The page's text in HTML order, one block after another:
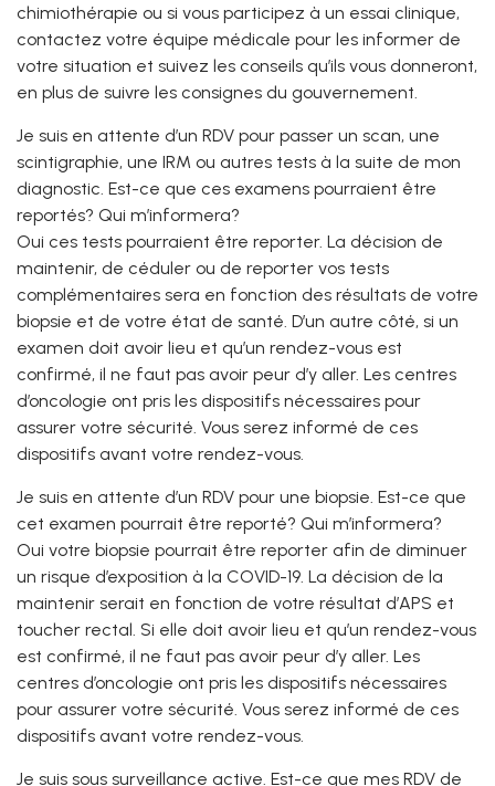
chimiothérapie ou si vous participez à un essai clinique,
contactez votre équipe médicale pour les informer de
votre situation et suivez les conseils qu’ils vous donneront,
en plus de suivre les consignes du gouvernement.
Je suis en attente d’un RDV pour passer un scan, une
scintigraphie, une IRM ou autres tests à la suite de mon
diagnostic. Est-ce que ces examens pourraient être
reportés? Qui m’informera?
Oui ces tests pourraient être reporter. La décision de
maintenir, de céduler ou de reporter vos tests
complémentaires sera en fonction des résultats de votre
biopsie et de votre état de santé. D’un autre côté, si un
examen doit avoir lieu et qu’un rendez-vous est
confirmé, il ne faut pas avoir peur d’y aller. Les centres
d’oncologie ont pris les dispositifs nécessaires pour
assurer votre sécurité. Vous serez informé de ces
dispositifs avant votre rendez-vous.
Je suis en attente d’un RDV pour une biopsie. Est-ce que
cet examen pourrait être reporté? Qui m’informera?
Oui votre biopsie pourrait être reporter afin de diminuer
un risque d’exposition à la COVID-19. La décision de la
maintenir serait en fonction de votre résultat d’APS et
toucher rectal. Si elle doit avoir lieu et qu’un rendez-vous
est confirmé, il ne faut pas avoir peur d’y aller. Les
centres d’oncologie ont pris les dispositifs nécessaires
pour assurer votre sécurité. Vous serez informé de ces
dispositifs avant votre rendez-vous.
Je suis sous surveillance active. Est-ce que mes RDV de